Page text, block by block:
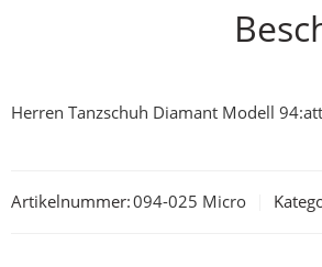
Herren Tanzschuh Diamant Modell
Artikelnummer:094-025 Micro